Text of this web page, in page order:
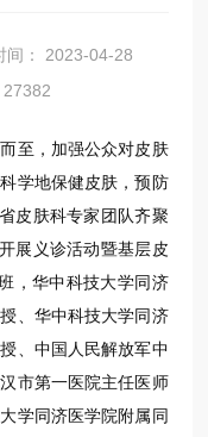
间： 2023-04-28
至，加强公众对皮肤
学地保健皮肤，预防
皮肤科专家团队齐聚
展义诊活动暨基层皮
，华中科技大学同济
、华中科技大学同济
、中国人民解放军中
市第一医院主任医师
学同济医学院附属同